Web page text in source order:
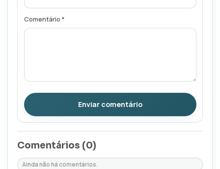
Comentário *
Enviar comentário
Comentários (0)
Ainda não há comentários.